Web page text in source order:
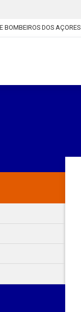
BOMBEIROS DOS AÇORES